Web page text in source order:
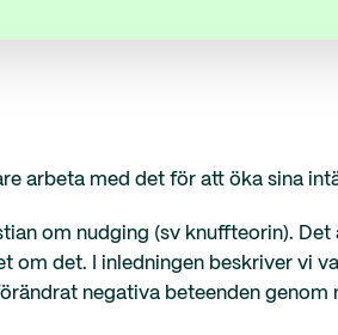
arbeta med det för att öka sina
om nudging (sv knuffteorin).
det. I inledningen beskriver vi
negativa beteenden genom